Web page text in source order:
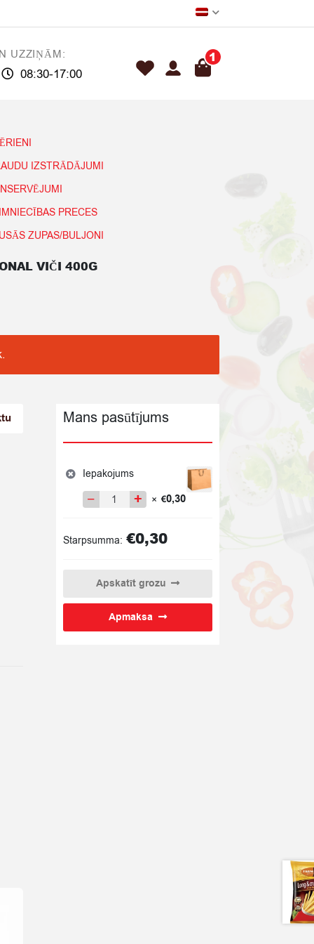
UZZIŅĀM:
08:30-17:00
1
IZSTRĀDĀJUMI
PRECES
ZUPAS/BULJONI
VIČI 400G
Mans pasūtījums
Iepakojums
−
Iepakojums+ × €0,30
Starpsumma: €0,30
Apskatīt grozu
Apmaksa